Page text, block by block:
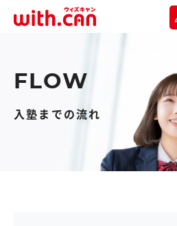
入塾までの流れ